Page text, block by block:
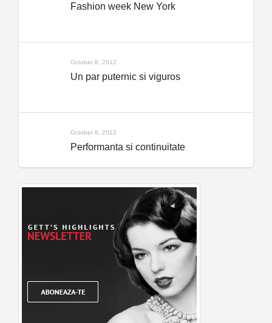
Fashion week New York
October 8, 2012
Un par puternic si viguros
October 8, 2012
Performanta si continuitate